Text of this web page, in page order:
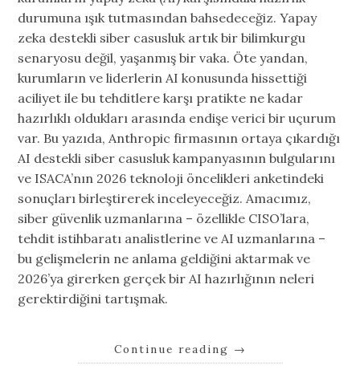
durumuna ışık tutmasından bahsedeceğiz. Yapay
zeka destekli siber casusluk artık bir bilimkurgu
senaryosu değil, yaşanmış bir vaka. Öte yandan,
kurumların ve liderlerin AI konusunda hissettiği
aciliyet ile bu tehditlere karşı pratikte ne kadar
hazırlıklı oldukları arasında endişe verici bir uçurum
var. Bu yazıda, Anthropic firmasının ortaya çıkardığı
AI destekli siber casusluk kampanyasının bulgularını
ve ISACA’nın 2026 teknoloji öncelikleri anketindeki
sonuçları birleştirerek inceleyeceğiz. Amacımız,
siber güvenlik uzmanlarına – özellikle CISO’lara,
tehdit istihbaratı analistlerine ve AI uzmanlarına –
bu gelişmelerin ne anlama geldiğini aktarmak ve
2026’ya girerken gerçek bir AI hazırlığının neleri
gerektirdiğini tartışmak.
Continue reading →